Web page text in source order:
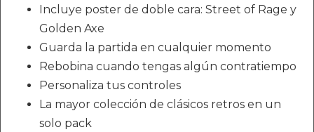
Incluye poster de doble cara: Street of Rage y
Golden Axe
Guarda la partida en cualquier momento
Rebobina cuando tengas algún contratiempo
Personaliza tus controles
La mayor colección de clásicos retros en un
solo pack